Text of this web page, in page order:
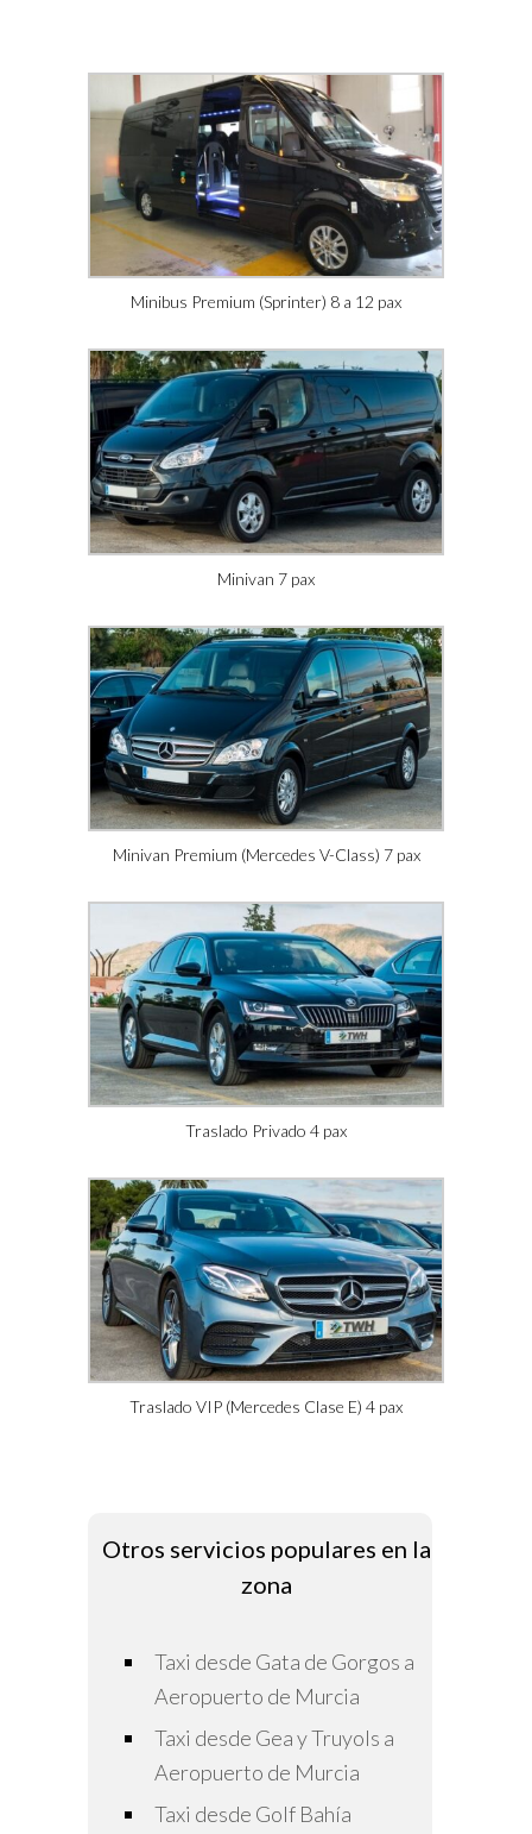
Minibus Premium (Sprinter) 8 a 12 pax
Minivan 7 pax
Minivan Premium (Mercedes V-Class) 7 pax
Traslado Privado 4 pax
Traslado VIP (Mercedes Clase E) 4 pax
Otros servicios populares en la
zona
Taxi desde Gata de Gorgos a
Aeropuerto de Murcia
Taxi desde Gea y Truyols a
Aeropuerto de Murcia
Taxi desde Golf Bahía